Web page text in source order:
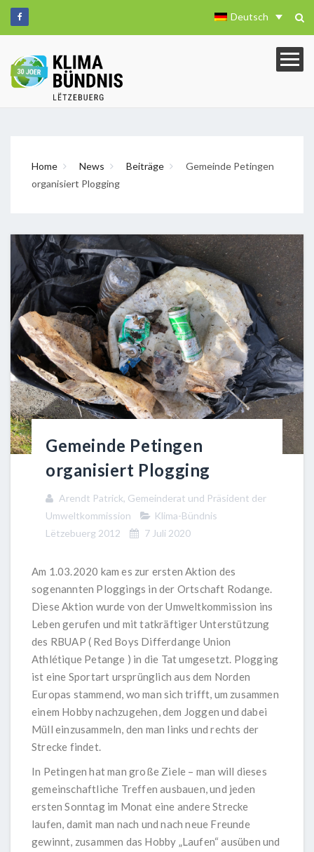
Deutsch
Home News Beiträge
Gemeinde Petingen
organisiert Plogging
Gemeinde Petingen
organisiert Plogging
Arendt Patrick, Gemeinderat und Präsident der
Umweltkommission
Klima-Bündnis
Lëtzebuerg 2012
7 Juli 2020
Am 1.03.2020 kam es zur ersten Aktion des
sogenannten Ploggings in der Ortschaft Rodange.
Diese Aktion wurde von der Umweltkommission ins
Leben gerufen und mit tatkräftiger Unterstützung
des RBUAP ( Red Boys Differdange Union
Athlétique Petange ) in die Tat umgesetzt. Plogging
ist eine Sportart ursprünglich aus dem Norden
Europas stammend, wo man sich trifft, um zusammen
einem Hobby nachzugehen, dem Joggen und dabei
Müll einzusammeln, den man links und rechts der
Strecke findet.
In Petingen hat man große Ziele – man will dieses
gemeinschaftliche Treffen ausbauen, und jeden
ersten Sonntag im Monat eine andere Strecke
laufen, damit man nach und nach neue Freunde
gewinnt, zusammen das Hobby „Laufen“ ausüben und